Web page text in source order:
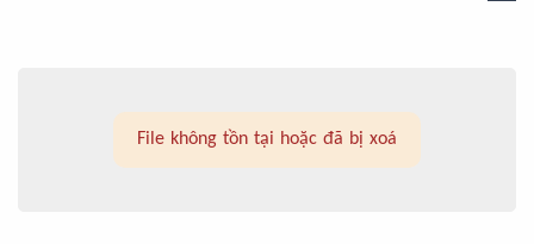
File không tồn tại hoặc đã bị xoá